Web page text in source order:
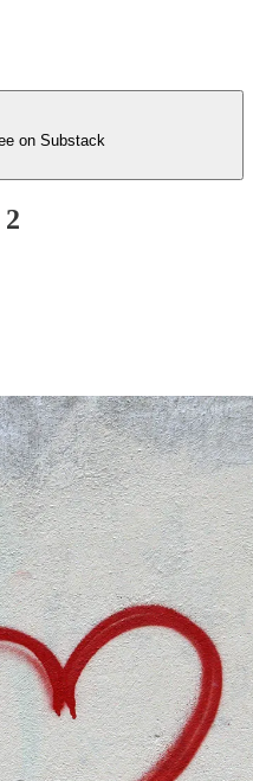
on Substack